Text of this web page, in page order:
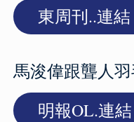
東周刊..連結
馬浚偉跟聾人
明報OL.連結